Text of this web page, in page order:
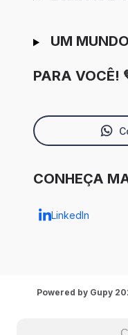
UM
PARA VOCÊ!
CONHEÇA
LinkedIn
Powered by Gupy